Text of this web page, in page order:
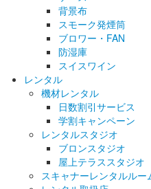
背景布
スモーク発煙筒
ブロワー・FAN
防湿庫
スイスワイン
レンタル
機材レンタル
日数割引サービス
学割キャンペーン
レンタルスタジオ
ブロンスタジオ
屋上テラススタジオ
スキャナーレンタルルー